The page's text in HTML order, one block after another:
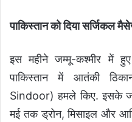
पाकिस्तान को दिया सर्जिकल
इस महीने जम्मू-कश्मीर में
पाकिस्तान में आतंकी
Sindoor) हमले किए. इसके
मई तक ड्रोन, मिसाइल और